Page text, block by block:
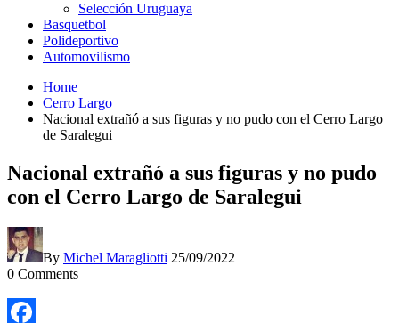
Selección Uruguaya
Basquetbol
Polideportivo
Automovilismo
Home
Cerro Largo
Nacional extrañó a sus figuras y no pudo con el Cerro Largo
de Saralegui
Nacional extrañó a sus figuras y no pudo
con el Cerro Largo de Saralegui
By Michel Maragliotti 25/09/2022
0 Comments